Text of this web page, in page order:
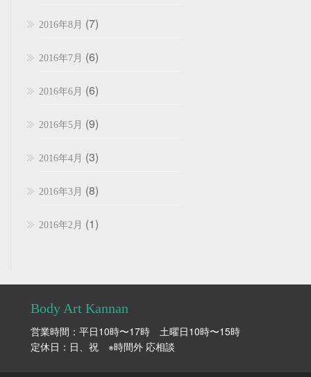
2016年8月 (7)
2016年7月 (6)
2016年6月 (6)
2016年5月 (9)
2016年4月 (3)
2016年3月 (8)
2016年2月 (1)
Body Art Kannan
営業時間：平日10時〜17時 土曜日10時〜15時
定休日：日、祝 ※時間外 応相談